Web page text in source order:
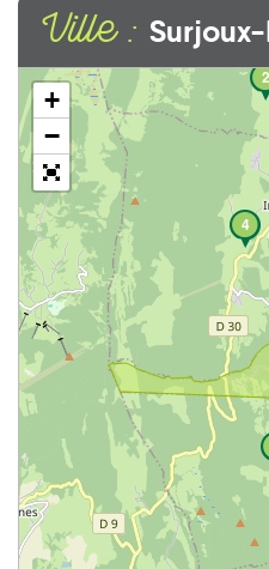
Ville :
2
4
+
−